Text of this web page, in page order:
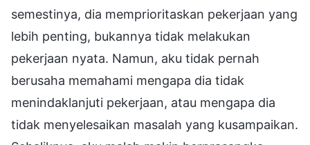
semestinya, dia memprioritaskan pekerjaan yang
lebih penting, bukannya tidak melakukan
pekerjaan nyata. Namun, aku tidak pernah
berusaha memahami mengapa dia tidak
menindaklanjuti pekerjaan, atau mengapa dia
tidak menyelesaikan masalah yang kusampaikan.